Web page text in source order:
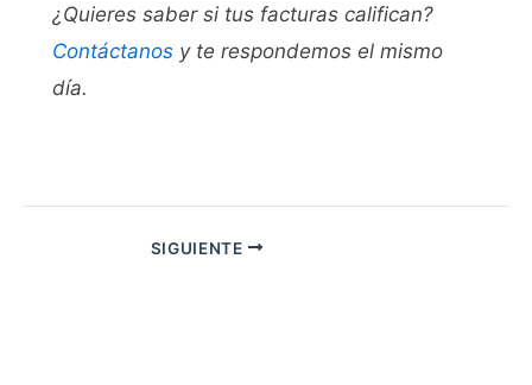
¿Quieres saber si tus facturas califican?
Contáctanos y te respondemos el mismo
día.
SIGUIENTE